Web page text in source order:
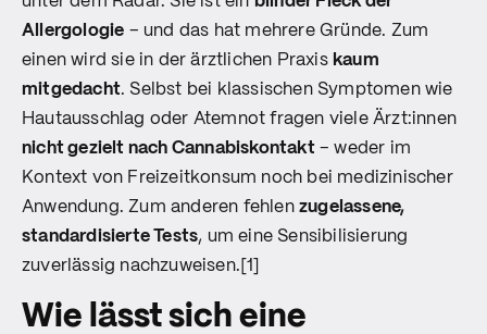
Allergologie – und das hat mehrere Gründe. Zum
einen wird sie in der ärztlichen Praxis kaum
mitgedacht. Selbst bei klassischen Symptomen wie
Hautausschlag oder Atemnot fragen viele Ärzt:innen
nicht gezielt nach Cannabiskontakt– weder im
Kontext von Freizeitkonsum noch bei medizinischer
Anwendung. Zum anderen fehlen zugelassene,
standardisierte Tests, um eine Sensibilisierung
zuverlässig nachzuweisen.[1]
Wie lässt sich eine